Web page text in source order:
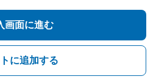
画面に進む
に追加する